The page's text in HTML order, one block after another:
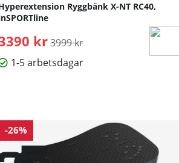
Ryggbänk X-NT RC40,
kr Ordinarie pris:
3999 kr
1-5 arbetsdagar
-26%